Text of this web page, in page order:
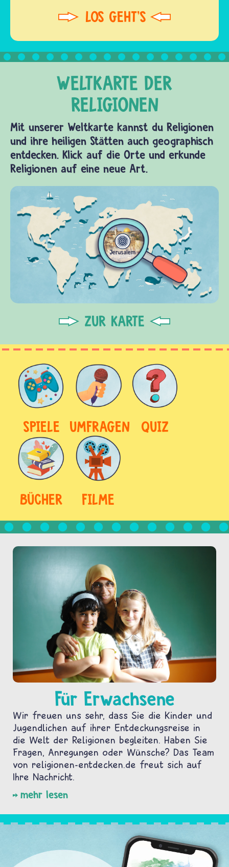
Mit unserer Weltkarte kannst du Religionen
und ihre heiligen Stätten auch geographisch
entdecken. Klick auf die Orte und erkunde
Religionen auf eine neue Art.
ZUR KARTE
SPIELE UMFRAGEN QUIZ
BÜCHER FILME
Für Erwachsene
Wir freuen uns sehr, dass Sie die Kinder und
Jugendlichen auf ihrer Entdeckungsreise in
die Welt der Religionen begleiten. Haben Sie
Fragen, Anregungen oder Wünsche? Das Team
von religionen-entdecken.de freut sich auf
Ihre Nachricht.
mehr lesen